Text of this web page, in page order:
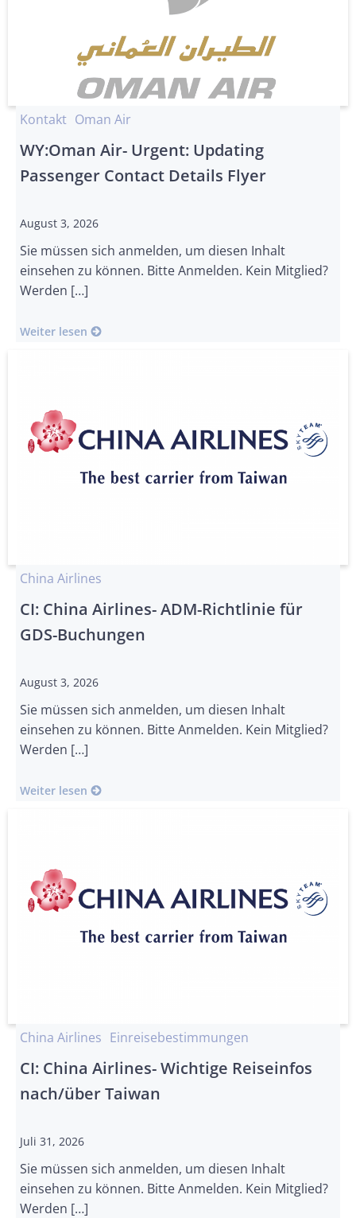
Kontakt Oman Air
WY:Oman Air- Urgent: Updating
Passenger Contact Details Flyer
August 3, 2026
Sie müssen sich anmelden, um diesen Inhalt
einsehen zu können. Bitte Anmelden. Kein Mitglied?
Werden […]
Weiter lesen
China Airlines
CI: China Airlines- ADM-Richtlinie für
GDS-Buchungen
August 3, 2026
Sie müssen sich anmelden, um diesen Inhalt
einsehen zu können. Bitte Anmelden. Kein Mitglied?
Werden […]
Weiter lesen
China Airlines Einreisebestimmungen
CI: China Airlines- Wichtige Reiseinfos
nach/über Taiwan
Juli 31, 2026
Sie müssen sich anmelden, um diesen Inhalt
einsehen zu können. Bitte Anmelden. Kein Mitglied?
Werden […]